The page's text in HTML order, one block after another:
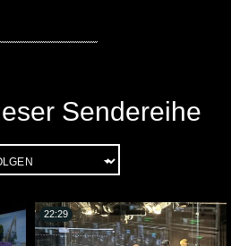
Sendereihe
22:29